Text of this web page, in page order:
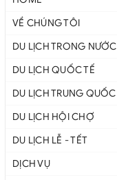
VỀ CHÚNG TÔI
DU LỊCH TRONG NƯỚC
DU LỊCH QUỐC TẾ
DU LỊCH TRUNG QUỐC
DU LỊCH HỘI CHỢ
DU LỊCH LỄ - TẾT
DỊCH VỤ